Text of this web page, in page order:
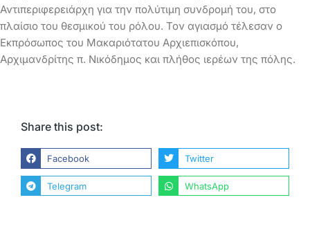
Αντιπεριφερειάρχη για την πολύτιμη συνδρομή του, στο
πλαίσιο του θεσμικού του ρόλου. Τον αγιασμό τέλεσαν ο
Εκπρόσωπος του Μακαριότατου Αρχιεπισκόπου,
Αρχιμανδρίτης π. Νικόδημος και πλήθος ιερέων της πόλης.
Share this post:
Facebook Twitter
Telegram WhatsApp